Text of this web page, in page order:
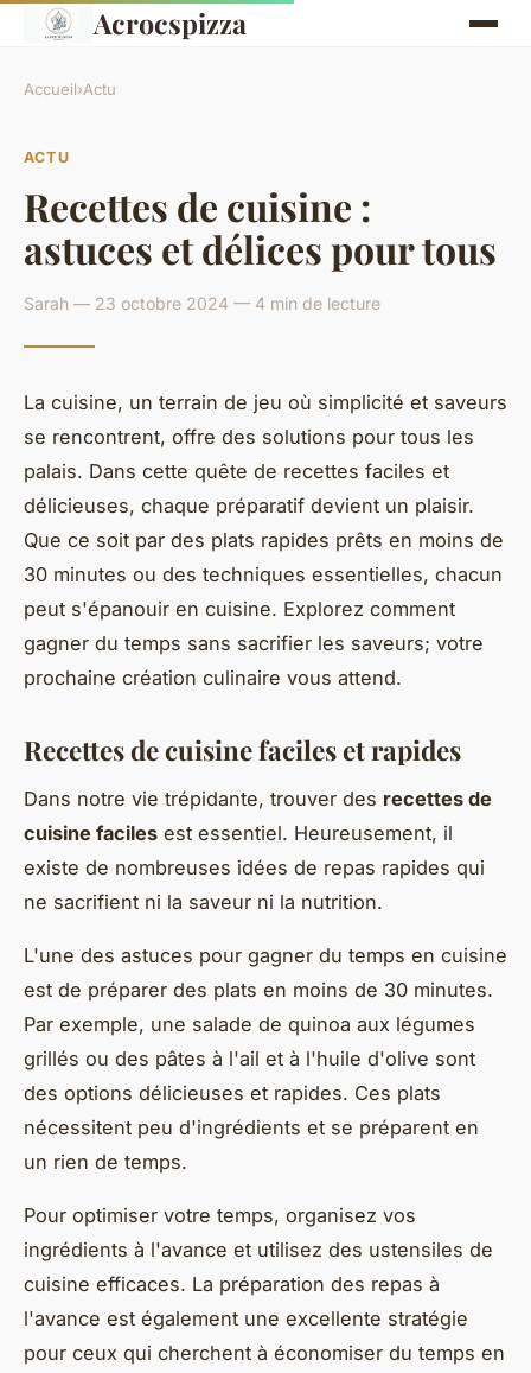
Acrocspizza
Accueil›Actu
ACTU
Recettes de cuisine :
astuces et délices pour tous
Sarah — 23 octobre 2024 — 4 min de lecture
La cuisine, un terrain de jeu où simplicité et saveurs
se rencontrent, offre des solutions pour tous les
palais. Dans cette quête de recettes faciles et
délicieuses, chaque préparatif devient un plaisir.
Que ce soit par des plats rapides prêts en moins de
30 minutes ou des techniques essentielles, chacun
peut s'épanouir en cuisine. Explorez comment
gagner du temps sans sacrifier les saveurs; votre
prochaine création culinaire vous attend.
Recettes de cuisine faciles et rapides
Dans notre vie trépidante, trouver des recettes de
cuisine faciles est essentiel. Heureusement, il
existe de nombreuses idées de repas rapides qui
ne sacrifient ni la saveur ni la nutrition.
L'une des astuces pour gagner du temps en cuisine
est de préparer des plats en moins de 30 minutes.
Par exemple, une salade de quinoa aux légumes
grillés ou des pâtes à l'ail et à l'huile d'olive sont
des options délicieuses et rapides. Ces plats
nécessitent peu d'ingrédients et se préparent en
un rien de temps.
Pour optimiser votre temps, organisez vos
ingrédients à l'avance et utilisez des ustensiles de
cuisine efficaces. La préparation des repas à
l'avance est également une excellente stratégie
pour ceux qui cherchent à économiser du temps en